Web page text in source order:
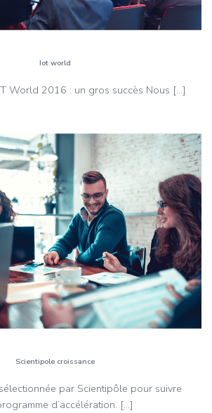
Iot world
World 2016 : un gros succès Nous […]
Scientipole croissance
par Scientipôle pour suivre
d’accélération. […]